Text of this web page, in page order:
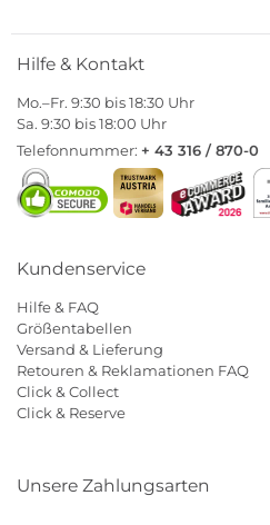
Hilfe & Kontakt
Mo.–Fr. 9:30 bis 18:30 Uhr
Sa. 9:30 bis 18:00 Uhr
Telefonnummer: + 43 316 / 870-0
Kundenservice
Hilfe & FAQ
Größentabellen
Versand & Lieferung
Retouren & Reklamationen FAQ
Click & Collect
Click & Reserve
Unsere Zahlungsarten